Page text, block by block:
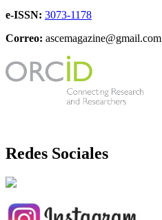
e-ISSN: 3073-1178
Correo: ascemagazine@gmail.com
Redes Sociales